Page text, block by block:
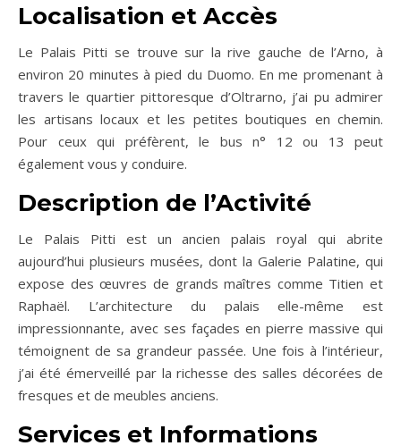
Localisation et Accès
Le Palais Pitti se trouve sur la rive gauche de l’Arno, à
environ 20 minutes à pied du Duomo. En me promenant à
travers le quartier pittoresque d’Oltrarno, j’ai pu admirer
les artisans locaux et les petites boutiques en chemin.
Pour ceux qui préfèrent, le bus n° 12 ou 13 peut
également vous y conduire.
Description de l’Activité
Le Palais Pitti est un ancien palais royal qui abrite
aujourd’hui plusieurs musées, dont la Galerie Palatine, qui
expose des œuvres de grands maîtres comme Titien et
Raphaël. L’architecture du palais elle-même est
impressionnante, avec ses façades en pierre massive qui
témoignent de sa grandeur passée. Une fois à l’intérieur,
j’ai été émerveillé par la richesse des salles décorées de
fresques et de meubles anciens.
Services et Informations